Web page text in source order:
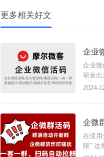
更多相关好文
企业
企业微
研发出
2024-
企微
在使
限" 这